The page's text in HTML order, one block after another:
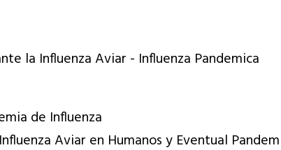
la Influenza Aviar - Influenza Pandemica
de Influenza
Aviar en Humanos y Eventual